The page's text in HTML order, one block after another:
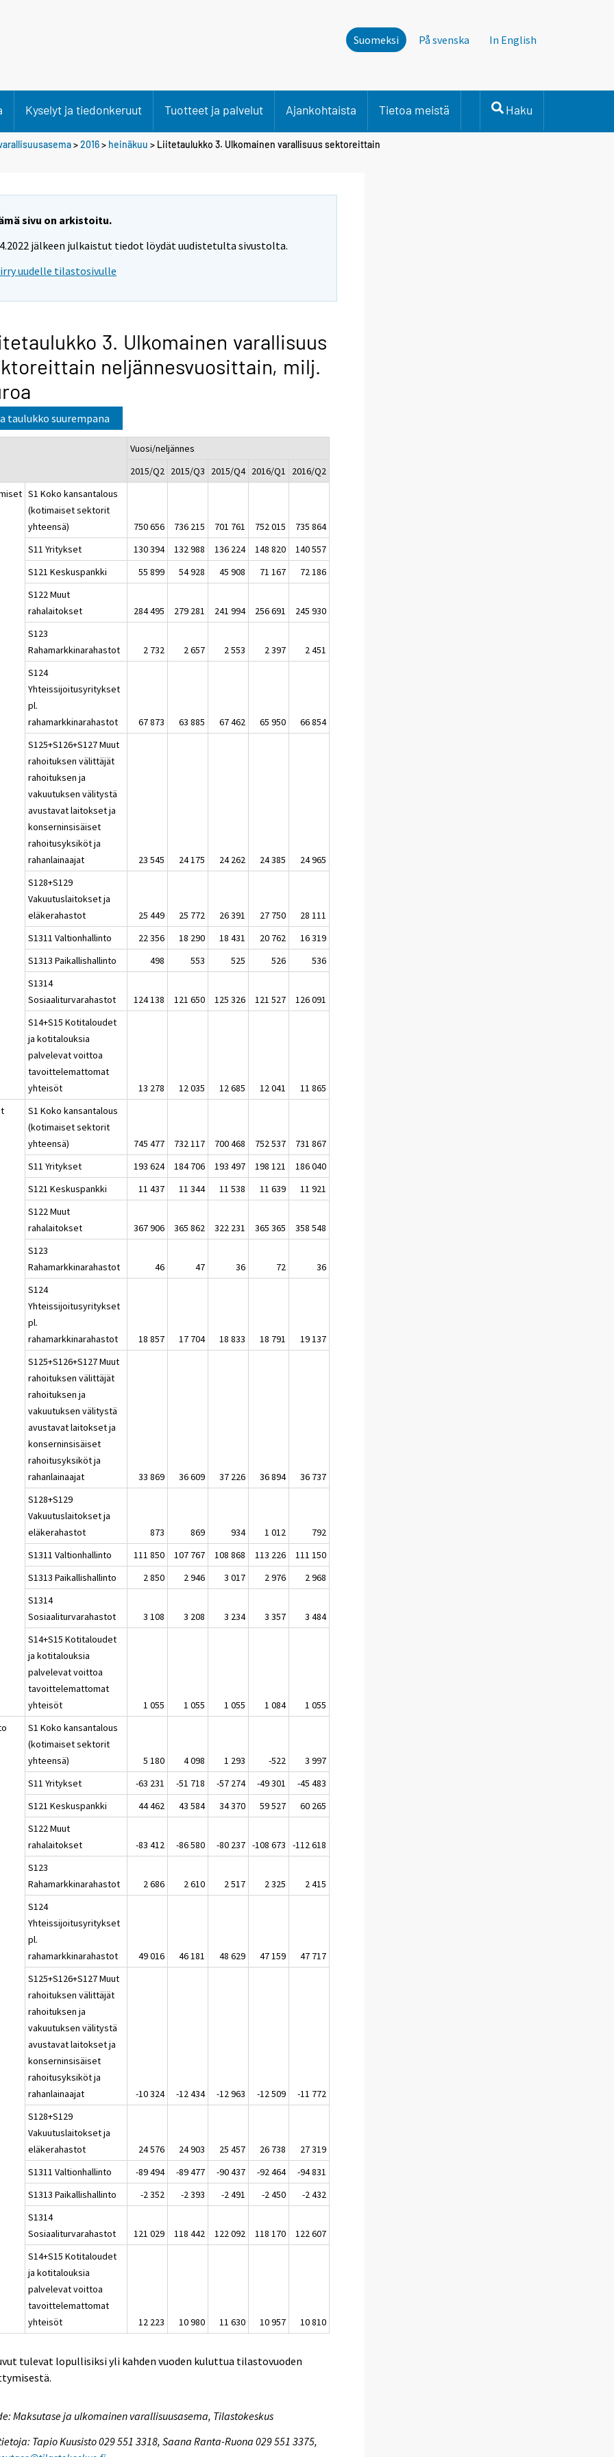
Suomeksi På svenska In English
Kyselyt ja tiedonkeruut Tuotteet ja palvelut Ajankohtaista Tietoa meistä Haku
>2016> heinäkuu > Liitetaulukko 3. Ulkomainen varallisuus sektoreittain
sivu on arkistoitu.
jälkeen julkaistut tiedot löydät uudistetulta sivustolta.
uudelle tilastosivulle
3. Ulkomainen varallisuus
neljännesvuosittain, milj.
taulukko suurempana
Vuosi/neljännes
2015/Q2 2015/Q3 2015/Q4 2016/Q1
2016/Q2
S1 Koko kansantalous
(kotimaiset sektorit
yhteensä)
750 656 736 215 701 761 752 015
735 864
S11 Yritykset
130 394 132 988 136 224 148 820
140 557
S121 Keskuspankki
55 899 54 928 45 908 71 167
72 186
S122 Muut
rahalaitokset
284 495 279 281 241 994 256 691
245 930
S123
Rahamarkkinarahastot
2 732 2 657 2 553 2 397
2 451
S124
Yhteissijoitusyritykset
pl.
rahamarkkinarahastot
67 873 63 885 67 462 65 950
66 854
S125+S126+S127 Muut
rahoituksen välittäjät
rahoituksen ja
vakuutuksen välitystä
avustavat laitokset ja
konserninsisäiset
rahoitusyksiköt ja
rahanlainaajat
23 545 24 175 24 262 24 385
24 965
S128+S129
Vakuutuslaitokset ja
eläkerahastot
25 449 25 772 26 391 27 750
28 111
S1311 Valtionhallinto
22 356 18 290 18 431 20 762
16 319
S1313 Paikallishallinto
498 553 525 526
536
S1314
Sosiaaliturvarahastot
124 138 121 650 125 326 121 527
126 091
S14+S15 Kotitaloudet
ja kotitalouksia
palvelevat voittoa
tavoittelemattomat
yhteisöt
13 278 12 035 12 685 12 041
11 865
S1 Koko kansantalous
(kotimaiset sektorit
yhteensä)
745 477 732 117 700 468 752 537
731 867
S11 Yritykset
193 624 184 706 193 497 198 121
186 040
S121 Keskuspankki
11 437 11 344 11 538 11 639
11 921
S122 Muut
rahalaitokset
367 906 365 862 322 231 365 365
358 548
S123
Rahamarkkinarahastot
46 47 36 72
36
S124
Yhteissijoitusyritykset
pl.
rahamarkkinarahastot
18 857 17 704 18 833 18 791
19 137
S125+S126+S127 Muut
rahoituksen välittäjät
rahoituksen ja
vakuutuksen välitystä
avustavat laitokset ja
konserninsisäiset
rahoitusyksiköt ja
rahanlainaajat
33 869 36 609 37 226 36 894
36 737
S128+S129
Vakuutuslaitokset ja
eläkerahastot
873 869 934 1 012
792
S1311 Valtionhallinto
111 850 107 767 108 868 113 226
111 150
S1313 Paikallishallinto
2 850 2 946 3 017 2 976
2 968
S1314
Sosiaaliturvarahastot
3 108 3 208 3 234 3 357
3 484
S14+S15 Kotitaloudet
ja kotitalouksia
palvelevat voittoa
tavoittelemattomat
yhteisöt
1 055 1 055 1 055 1 084
1 055
S1 Koko kansantalous
(kotimaiset sektorit
yhteensä)
5 180 4 098 1 293 -522
3 997
S11 Yritykset
-63 231 -51 718 -57 274 -49 301
-45 483
S121 Keskuspankki
44 462 43 584 34 370 59 527
60 265
S122 Muut
rahalaitokset
-83 412 -86 580 -80 237 -108 673
-112 618
S123
Rahamarkkinarahastot
2 686 2 610 2 517 2 325
2 415
S124
Yhteissijoitusyritykset
pl.
rahamarkkinarahastot
49 016 46 181 48 629 47 159
47 717
S125+S126+S127 Muut
rahoituksen välittäjät
rahoituksen ja
vakuutuksen välitystä
avustavat laitokset ja
konserninsisäiset
rahoitusyksiköt ja
rahanlainaajat
-10 324 -12 434 -12 963 -12 509
-11 772
S128+S129
Vakuutuslaitokset ja
eläkerahastot
24 576 24 903 25 457 26 738
27 319
S1311 Valtionhallinto
-89 494 -89 477 -90 437 -92 464
-94 831
S1313 Paikallishallinto
-2 352 -2 393 -2 491 -2 450
-2 432
S1314
Sosiaaliturvarahastot
121 029 118 442 122 092 118 170
122 607
S14+S15 Kotitaloudet
ja kotitalouksia
palvelevat voittoa
tavoittelemattomat
yhteisöt
12 223 10 980 11 630 10 957 10 810
tulevat lopullisiksi yli kahden vuoden kuluttua tilastovuoden
Maksutase ja ulkomainen varallisuusasema, Tilastokeskus
Tapio Kuusisto 029 551 3318, Saana Ranta-Ruona 029 551 3375,